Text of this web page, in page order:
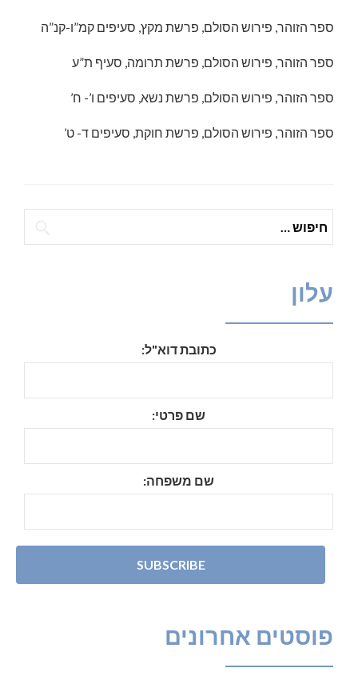
ספר הזוהר, פירוש הסולם, פרשת מקץ, סעיפים קמ”ו-קנ”ה
ספר הזוהר, פירוש הסולם, פרשת תרומה, סעיף ת”ע
ספר הזוהר, פירוש הסולם, פרשת נשא, סעיפים ו’- ח’
ספר הזוהר, פירוש הסולם, פרשת חוקת, סעיפים ד- ט’
עלון
כתובת דוא"ל:
שם פרטי:
שם משפחה:
פוסטים אחרונים